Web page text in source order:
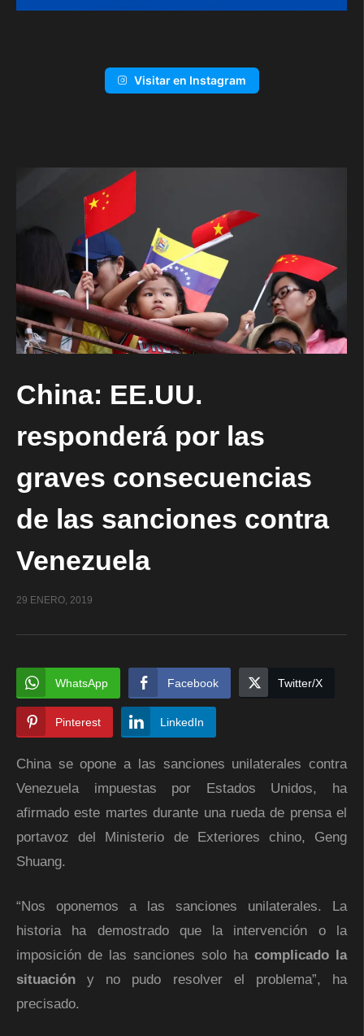
Visitar en Instagram
China: EE.UU.
responderá por las
graves consecuencias
de las sanciones contra
Venezuela
29 ENERO, 2019
WhatsApp Facebook Twitter/X
Pinterest LinkedIn
China se opone a las sanciones unilaterales contra
Venezuela impuestas por Estados Unidos, ha
afirmado este martes durante una rueda de prensa el
portavoz del Ministerio de Exteriores chino, Geng
Shuang.
“Nos oponemos a las sanciones unilaterales. La
historia ha demostrado que la intervención o la
imposición de las sanciones solo ha complicado la
situación y no pudo resolver el problema”, ha
precisado.